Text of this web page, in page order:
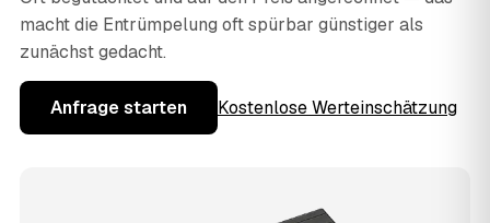
macht die Entrümpelung oft spürbar günstiger als
zunächst gedacht.
Anfrage starten Kostenlose Werteinschätzung